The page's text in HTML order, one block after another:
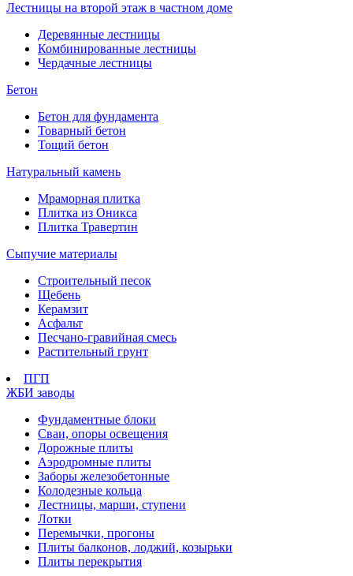
Лестницы на второй этаж в частном доме
Деревянные лестницы
Комбинированные лестницы
Чердачные лестницы
Бетон
Бетон для фундамента
Товарный бетон
Тощий бетон
Натуральный камень
Мраморная плитка
Плитка из Оникса
Плитка Травертин
Сыпучие материалы
Строительный песок
Щебень
Керамзит
Асфальт
Песчано-гравийная смесь
Растительный грунт
ПГП
ЖБИ заводы
Фундаментные блоки
Сваи, опоры освещения
Дорожные плиты
Аэродромные плиты
Заборы железобетонные
Колодезные кольца
Лестницы, марши, ступени
Лотки
Перемычки, прогоны
Плиты балконов, лоджий, козырьки
Плиты перекрытия